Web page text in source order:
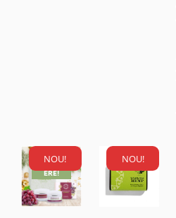
NOU!
REDUC
ERE!
NOU!